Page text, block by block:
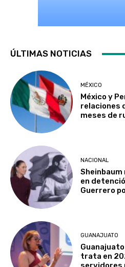
ÚLTIMAS NOTICIAS
MÉXICO
México y
relaciones
meses de
NACIONAL
en
Guerrero
GUANAJUATO
trata en